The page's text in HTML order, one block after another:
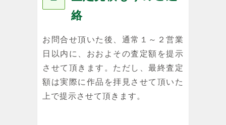
絡
お問合せ頂いた後、通常１～２営業
日以内に、おおよその査定額を提示
させて頂きます。ただし、最終査定
額は実際に作品を拝見させて頂いた
上で提示させて頂きます。